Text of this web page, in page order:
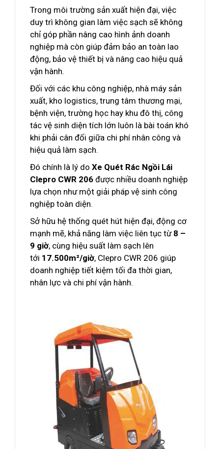
Trong môi trường sản xuất hiện đại, việc
duy trì không gian làm việc sạch sẽ không
chỉ góp phần nâng cao hình ảnh doanh
nghiệp mà còn giúp đảm bảo an toàn lao
động, bảo vệ thiết bị và nâng cao hiệu quả
vận hành.
Đối với các khu công nghiệp, nhà máy sản
xuất, kho logistics, trung tâm thương mại,
bệnh viện, trường học hay khu đô thị, công
tác vệ sinh diện tích lớn luôn là bài toán khó
khi phải cân đối giữa chi phí nhân công và
hiệu quả làm sạch.
Đó chính là lý do Xe Quét Rác Ngồi Lái
Clepro CWR 206 được nhiều doanh nghiệp
lựa chọn như một giải pháp vệ sinh công
nghiệp toàn diện.
Sở hữu hệ thống quét hút hiện đại, động cơ
mạnh mẽ, khả năng làm việc liên tục từ 8 –
9 giờ, cùng hiệu suất làm sạch lên
tới 17.500m²/giờ, Clepro CWR 206 giúp
doanh nghiệp tiết kiệm tối đa thời gian,
nhân lực và chi phí vận hành.